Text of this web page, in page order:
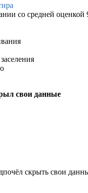
со средней оценкой
свои данные
скрыть свои